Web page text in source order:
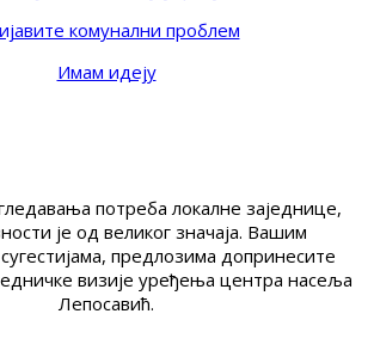
комунални проблем
Имам идеју
потреба локалне заједнице,
је од великог значаја. Вашим
предлозима допринесите
визије уређења центра насеља
Лепосавић.